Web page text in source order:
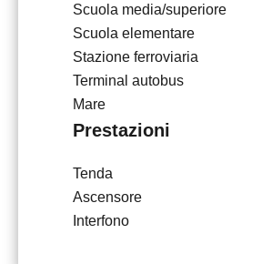
Scuola media/superiore
Scuola elementare
Stazione ferroviaria
Terminal autobus
Mare
Prestazioni
Tenda
Ascensore
Interfono